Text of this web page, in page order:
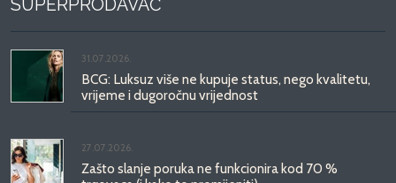
SUPERPRODAVAČ
31.07.2026.
BCG: Luksuz više ne kupuje status, nego kvalitetu,
vrijeme i dugoročnu vrijednost
27.07.2026.
Zašto slanje poruka ne funkcionira kod 70 %